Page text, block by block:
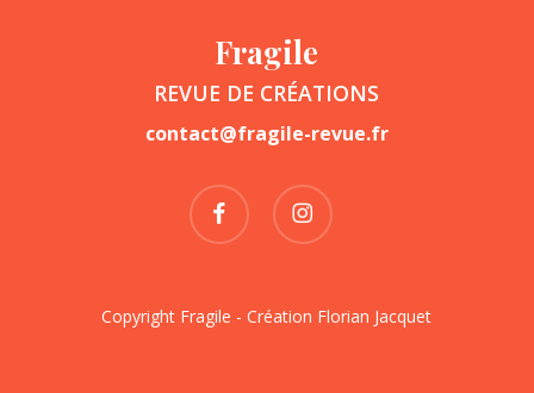
Fragile
REVUE DE CRÉATIONS
contact@fragile-revue.fr
facebook instagram
Copyright Fragile - Création Florian Jacquet